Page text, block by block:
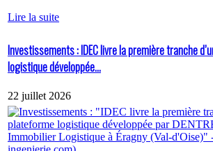
Lire la suite
Investissements : IDEC livre la première tranche
logistique développée...
22 juillet 2026